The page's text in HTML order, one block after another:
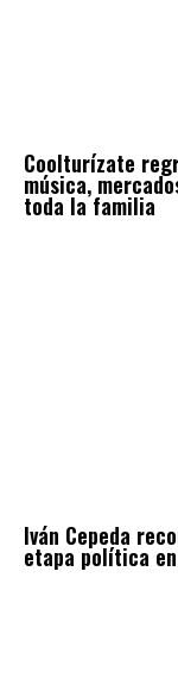
Coolturízate
música,
toda la familia
Iván Cepeda
etapa política